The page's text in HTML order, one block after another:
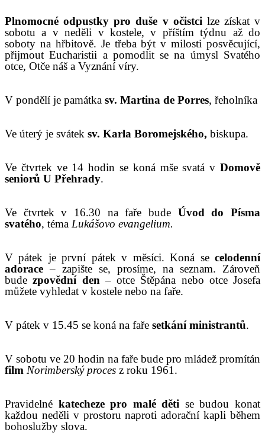
Plnomocné odpustky pro duše v očistcilze získat v
sobotu a v neděli v kostele, v příštím týdnu až do
soboty na hřbitově. Je třeba být v milosti posvěcující,
přijmout Eucharistii a pomodlit se na úmysl Svatého
otce, Otče náš a Vyznání víry.
V pondělí je památka sv. Martina de Porres, řeholníka
Ve úterý je svátek sv. Karla Boromejského, biskupa.
Ve čtvrtek ve 14 hodin se koná mše svatá v Domově
seniorů U Přehrady.
Ve čtvrtek v 16.30 na faře bude Úvod do Písma
svatého, téma Lukášovo evangelium.
Vpátek je první pátek v měsíci. Koná secelodenní
adorace – zapište se, prosíme, na seznam. Zároveň
budezpovědní den– otce Štěpána nebo otce Josefa
můžete vyhledat v kostele nebo na faře.
V pátek v 15.45 se koná na faře setkání ministrantů.
V sobotu ve 20 hodin na faře bude pro mládež promítán
film Norimberský proces z roku 1961.
Pravidelné katecheze pro malé děti se budou konat
každou neděli v prostoru naproti adorační kapli během
bohoslužby slova.